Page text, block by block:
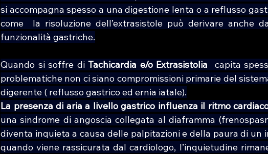
si accompagna spesso a una digestione lenta o a reflusso
come  la risoluzione dell’extrasistole può derivare anche
funzionalità gastriche.
Quando si soffre di Tachicardia e/o Extrasistolia
capita
problematiche non ci siano compromissioni primarie del
digerente ( reflusso gastrico ed ernia iatale).
La presenza di aria a livello gastrico influenza il ritmo
una sindrome di angoscia collegata al diaframma
diventa inquieta a causa delle palpitazioni e della paura di un
quando viene rassicurata dal cardiologo, l’inquietudine